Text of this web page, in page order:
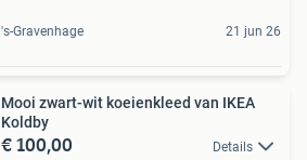
's-Gravenhage 21 jun 26
Mooi zwart-wit koeienkleed van IKEA
Koldby
€ 100,00 Details